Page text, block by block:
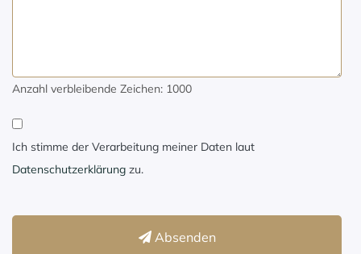
Anzahl verbleibende Zeichen: 1000
Ich stimme der Verarbeitung meiner Daten laut
Datenschutzerklärung zu.
Absenden